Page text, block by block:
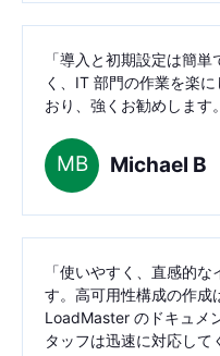
「導入と初期設定は簡
く、IT 部門の作業を楽
おり、強くお勧めします
MB Michael B
「使いやすく、直感的
す。高可用性構成の作成
LoadMaster のドキュメ
タッフは迅速に対応して